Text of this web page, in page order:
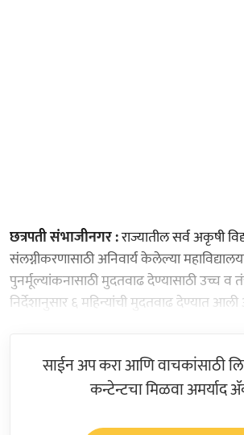
छत्रपती संभाजीनगर :राज्यातील सर्व अकृषी
संलग्नीकरणासाठी अनिवार्य केलेल्या
पुनर्मूल्यांकनासाठी मुदतवाढ देण्यासाठी उच्च व
निर्देशानुसार ६ महिन्यांची मुदतवाढ देण्यात
साईन अप करा आणि वाचकांसाठी
कन्टेन्टचा मिळवा अमर्याद